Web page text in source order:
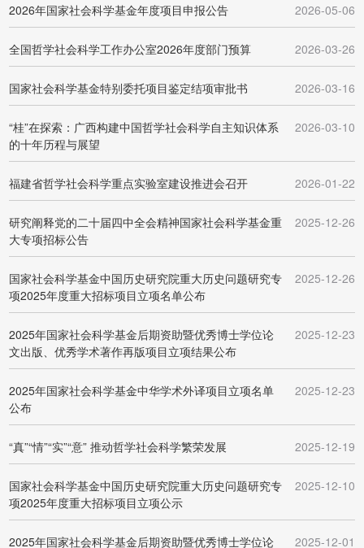
2026年国家社会科学基金年度项目申报公告 2026-05-06
全国哲学社会科学工作办公室2026年度部门预算 2026-03-26
国家社会科学基金特别委托项目鉴定结项审批书 2026-03-16
“桂”在探索：广西构建中国哲学社会科学自主知识体系
的十年历程与展望
2026-03-10
福建省哲学社会科学重点实验室建设推进会召开 2026-01-22
研究阐释党的二十届四中全会精神国家社会科学基金重
大专项招标公告
2025-12-26
国家社会科学基金中国历史研究院重大历史问题研究专
项2025年度重大招标项目立项名单公布
2025-12-26
2025年国家社会科学基金后期资助暨优秀博士学位论
文出版、优秀学术著作再版项目立项结果公布
2025-12-23
2025年国家社会科学基金中华学术外译项目立项名单
公布
2025-12-23
“真”“情”“实”“意” 推动哲学社会科学繁荣发展 2025-12-19
国家社会科学基金中国历史研究院重大历史问题研究专
项2025年度重大招标项目立项公示
2025-12-10
2025年国家社会科学基金后期资助暨优秀博士学位论 2025-12-01